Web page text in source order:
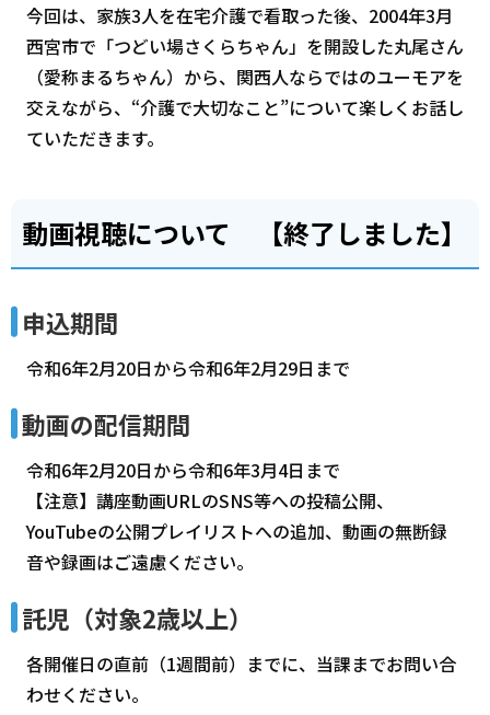
今回は、家族3人を在宅介護で看取った後、2004年3月
西宮市で「つどい場さくらちゃん」を開設した丸尾さん
（愛称まるちゃん）から、関西人ならではのユーモアを
交えながら、“介護で大切なこと”について楽しくお話し
ていただきます。
動画視聴について 【終了しました】
申込期間
令和6年2月20日から令和6年2月29日まで
動画の配信期間
令和6年2月20日から令和6年3月4日まで
【注意】講座動画URLのSNS等への投稿公開、
YouTubeの公開プレイリストへの追加、動画の無断録
音や録画はご遠慮ください。
託児（対象2歳以上）
各開催日の直前（1週間前）までに、当課までお問い合
わせください。